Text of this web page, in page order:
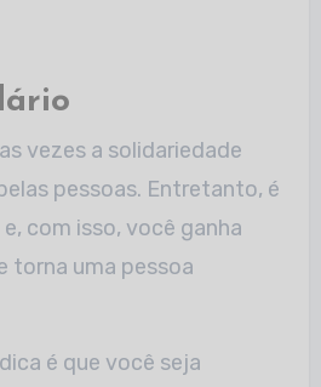
vezes a solidariedade
pessoas. Entretanto, é
com isso, você ganha
torna uma pessoa
é que você seja